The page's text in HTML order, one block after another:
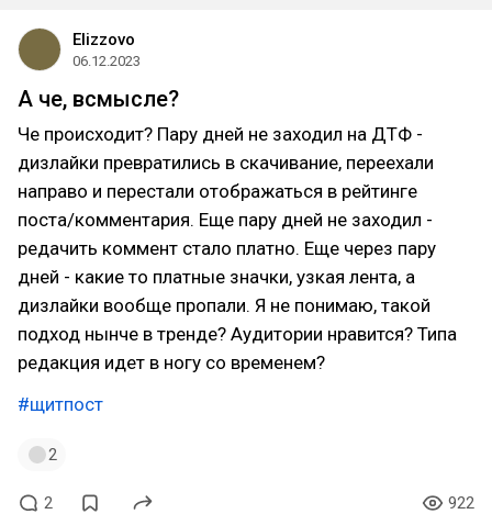
Elizzovo
06.12.2023
А че, всмысле?
Че происходит? Пару дней не заходил на ДТФ -
дизлайки превратились в скачивание, переехали
направо и перестали отображаться в рейтинге
поста/комментария. Еще пару дней не заходил -
редачить коммент стало платно. Еще через пару
дней - какие то платные значки, узкая лента, а
дизлайки вообще пропали. Я не понимаю, такой
подход нынче в тренде? Аудитории нравится? Типа
редакция идет в ногу со временем?
#щитпост
2
2 922